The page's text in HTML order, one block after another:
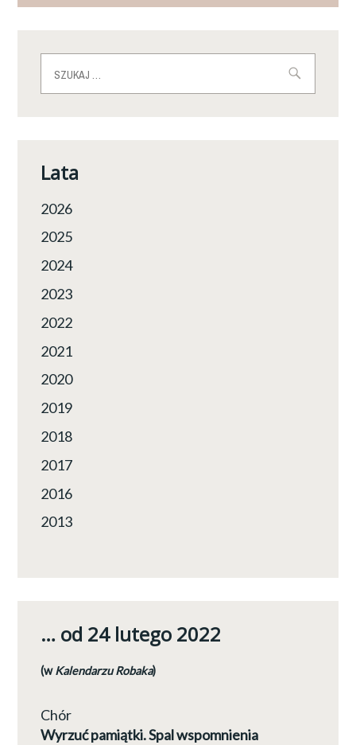
Lata
2026
2025
2024
2023
2022
2021
2020
2019
2018
2017
2016
2013
… od 24 lutego 2022
(wKalendarzu Robaka)
Chór
Wyrzuć pamiątki. Spal wspomnienia